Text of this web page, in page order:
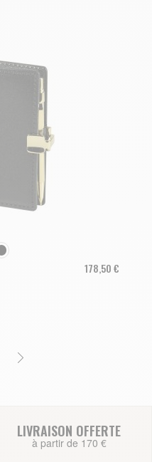
178,50 €
LIVRAISON OFFERTE
à partir de 170 €